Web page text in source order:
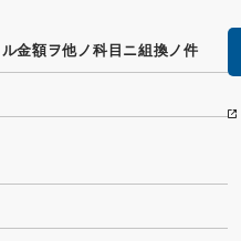
金額ヲ他ノ科目ニ組換ノ件